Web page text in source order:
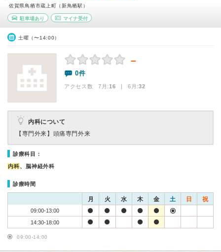
佐賀県鳥栖市蔵上町（新鳥栖駅）
駐車場あり マイナ受付
土曜（〜14:00）
－
0件
アクセス数 7月:16 | 6月:32
内科について
【専門外来】 頭痛専門外来
診療科目：
内科、脳神経外科
診療時間
月 火 水 木 金 土 日 祝
09:00-13:00
14:30-18:00
09:00-14:00